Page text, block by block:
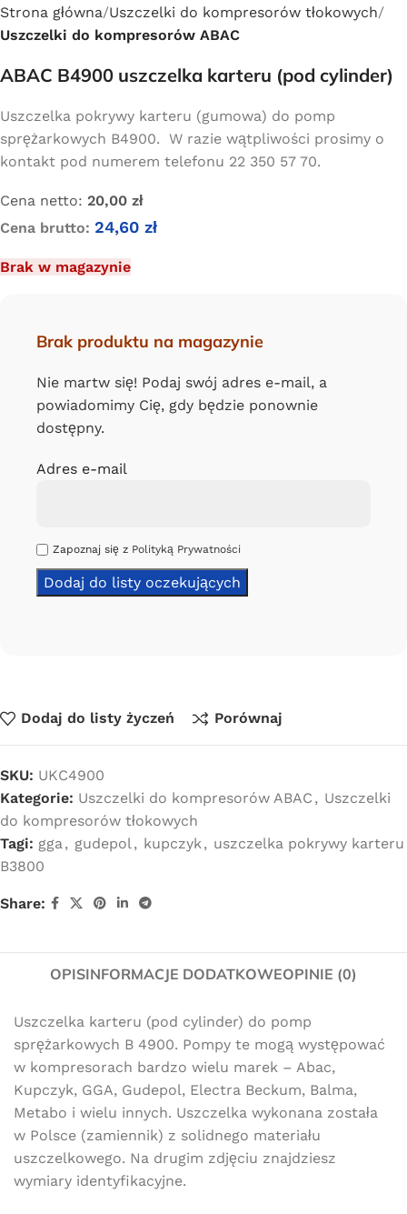
Strona główna Uszczelki do kompresorów tłokowych
Uszczelki do kompresorów ABAC
ABAC B4900 uszczelka karteru (pod cylinder)
Uszczelka pokrywy karteru (gumowa) do pomp
sprężarkowych B4900. W razie wątpliwości prosimy o
kontakt pod numerem telefonu 22 350 57 70.
Cena netto: 20,00 zł
Cena brutto: 24,60 zł
Brak w magazynie
Brak produktu na magazynie
Nie martw się! Podaj swój adres e-mail, a
powiadomimy Cię, gdy będzie ponownie
dostępny.
Adres e-mail
Zapoznaj się z Polityką Prywatności
Dodaj do listy życzeń Porównaj
SKU: UKC4900
Kategorie: Uszczelki do kompresorów ABAC , Uszczelki
do kompresorów tłokowych
Tagi: gga , gudepol , kupczyk , uszczelka pokrywy karteru
B3800
Share:
OPISINFORMACJE DODATKOWEOPINIE (0)
Uszczelka karteru (pod cylinder) do pomp
sprężarkowych B 4900. Pompy te mogą występować
w kompresorach bardzo wielu marek – Abac,
Kupczyk, GGA, Gudepol, Electra Beckum, Balma,
Metabo i wielu innych. Uszczelka wykonana została
w Polsce (zamiennik) z solidnego materiału
uszczelkowego. Na drugim zdjęciu znajdziesz
wymiary identyfikacyjne.